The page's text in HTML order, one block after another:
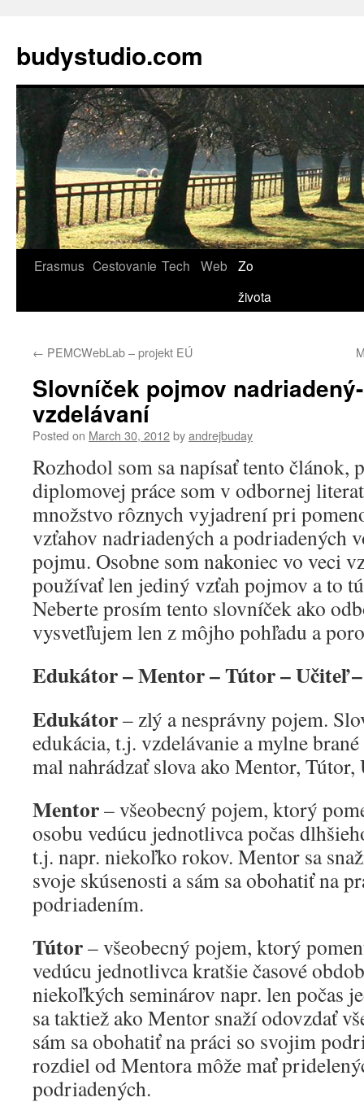
budystudio.com
Skip
Erasmus Cestovanie Tech Web
Zo
života
← PEMCWebLab – projekt EÚ
Slovníček pojmov
vzdelávaní
Posted on March 30, 2012byandrejbuday
Rozhodol som sa napísať tento článok,
diplomovej práce som v odbornej
množstvo rôznych vyjadrení pri
vzťahov nadriadených a podriadených
pojmu. Osobne som nakoniec vo veci
používať len jediný vzťah pojmov a to
Neberte prosím tento slovníček ako
vysvetľujem len z môjho pohľadu a
Edukátor – Mentor – Tútor – Učiteľ
Edukátor– zlý a nesprávny pojem.
edukácia, t.j. vzdelávanie a mylne
mal nahrádzať slova ako Mentor, Tútor,
Mentor– všeobecný pojem, ktorý
osobu vedúcu jednotlivca počas
t.j. napr. niekoľko rokov. Mentor sa
svoje skúsenosti a sám sa obohatiť na
podriadením.
Tútor– všeobecný pojem, ktorý
vedúcu jednotlivca kratšie časové
niekoľkých seminárov napr. len počas
sa taktiež ako Mentor snaží odovzdať
sám sa obohatiť na práci so svojim
rozdiel od Mentora môže mať
podriadených.